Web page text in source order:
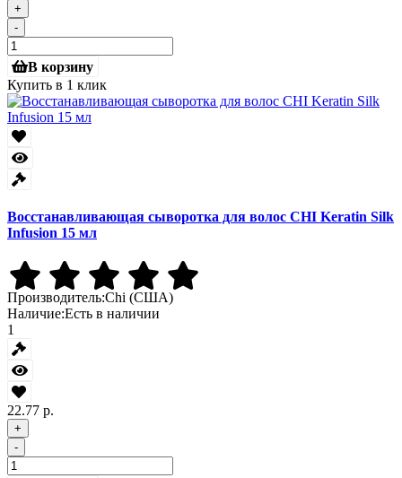
+
-
В корзину
Купить в 1 клик
Восстанавливающая сыворотка для волос CHI Keratin Silk
Infusion 15 мл
Производитель:Chi (США)
Наличие:Есть в наличии
1
22.77 р.
+
-